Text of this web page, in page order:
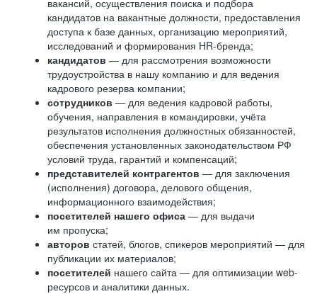
вакансий, осуществления поиска и подбора
кандидатов на вакантные должности, предоставления
доступа к базе данных, организацию мероприятий,
исследований и формирования HR-бренда;
кандидатов — для рассмотрения возможности
трудоустройства в нашу компанию и для ведения
кадрового резерва компании;
сотрудников — для ведения кадровой работы,
обучения, направления в командировки, учёта
результатов исполнения должностных обязанностей,
обеспечения установленных законодательством РФ
условий труда, гарантий и компенсаций;
представителей контрагентов — для заключения
(исполнения) договора, делового общения,
информационного взаимодействия;
посетителей нашего офиса — для выдачи
им пропуска;
авторов статей, блогов, спикеров мероприятий — для
публикации их материалов;
посетителей нашего сайта — для оптимизации web-
ресурсов и аналитики данных.